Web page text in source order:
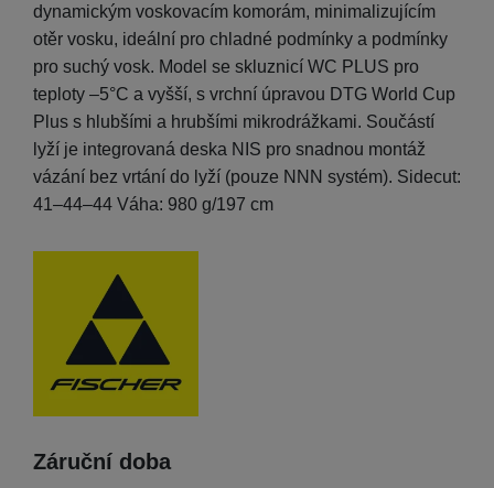
dynamickým voskovacím komorám, minimalizujícím
otěr vosku, ideální pro chladné podmínky a podmínky
pro suchý vosk. Model se skluznicí WC PLUS pro
teploty –5°C a vyšší, s vrchní úpravou DTG World Cup
Plus s hlubšími a hrubšími mikrodrážkami. Součástí
lyží je integrovaná deska NIS pro snadnou montáž
vázání bez vrtání do lyží (pouze NNN systém). Sidecut:
41–44–44 Váha: 980 g/197 cm
Záruční doba